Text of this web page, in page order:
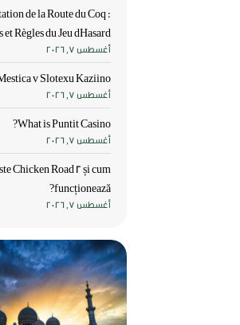
de la Route du Coq :
Règles du Jeu dHasard
أغسطس 7, 2026
v Slotexu Kaziino
أغسطس 7, 2026
What is Puntit Casino?
أغسطس 7, 2026
Chicken Road 2 și cum
funcționează?
أغسطس 7, 2026